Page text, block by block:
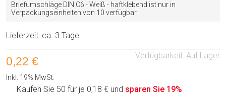
Briefumschläge DIN C6 - Weiß - haftklebend ist nur in
Verpackungseinheiten von 10 verfügbar.
Lieferzeit: ca. 3 Tage
Verfügbarkeit: Auf Lager
0,22 €
Inkl. 19% MwSt.
Kaufen Sie 50 für je 0,18 € und sparen Sie 19%